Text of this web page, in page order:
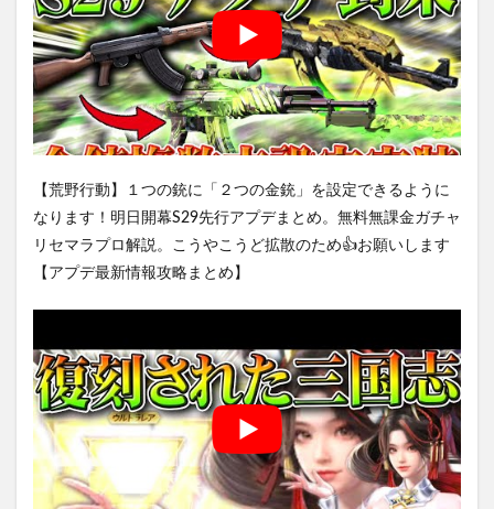
【荒野行動】１つの銃に「２つの金銃」を設定できるように
なります！明日開幕S29先行アプデまとめ。無料無課金ガチャ
リセマラプロ解説。こうやこうど拡散のため👍お願いします
【アプデ最新情報攻略まとめ】